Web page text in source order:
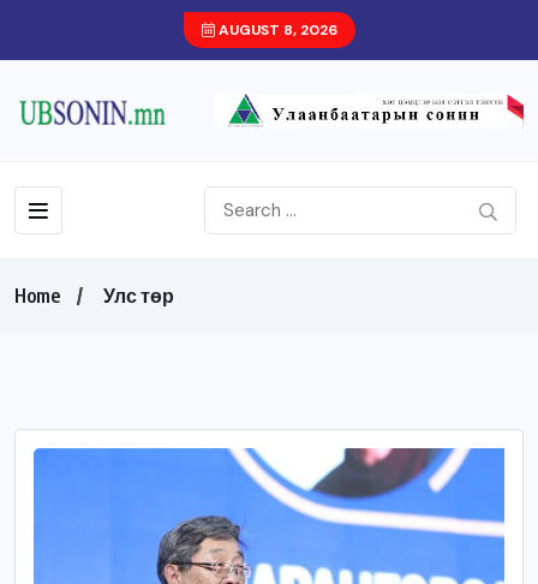
AUGUST 8, 2026
Home Улс төр